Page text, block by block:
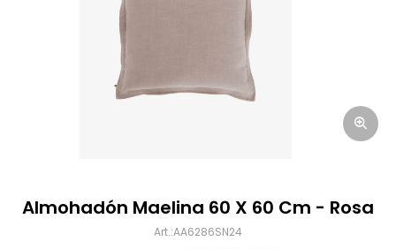
Almohadón Maelina 60 X 60 Cm - Rosa
AA6286SN24
Correo electrónico